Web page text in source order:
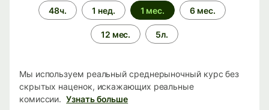
Период
времени
48ч. 1 нед. 1 мес. 6 мес.
12 мес. 5л.
Мы используем реальный среднерыночный курс без
скрытых наценок, искажающих реальные
комиссии. Узнать больше